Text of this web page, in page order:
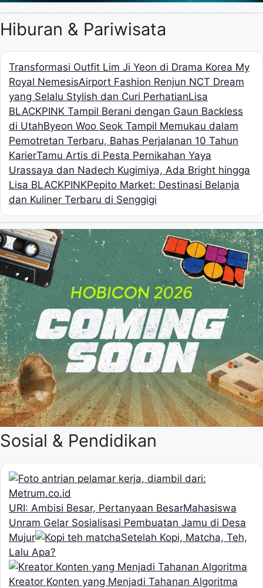
Hiburan & Pariwisata
Transformasi Outfit Lim Ji Yeon di Drama Korea My
Royal NemesisAirport Fashion Renjun NCT Dream
yang Selalu Stylish dan Curi PerhatianLisa
BLACKPINK Tampil Berani dengan Gaun Backless
di UtahByeon Woo Seok Tampil Memukau dalam
Pemotretan Terbaru, Bahas Perjalanan 10 Tahun
KarierTamu Artis di Pesta Pernikahan Yaya
Urassaya dan Nadech Kugimiya, Ada Bright hingga
Lisa BLACKPINKPepito Market: Destinasi Belanja
dan Kuliner Terbaru di Senggigi
Sosial & Pendidikan
URI: Ambisi Besar, Pertanyaan BesarMahasiswa
Unram Gelar Sosialisasi Pembuatan Jamu di Desa
Mujur
Setelah Kopi, Matcha, Teh,
Lalu Apa?
Kreator Konten yang Menjadi Tahanan Algoritma